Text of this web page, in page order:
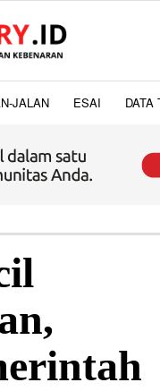
JALAN ESAI DATA